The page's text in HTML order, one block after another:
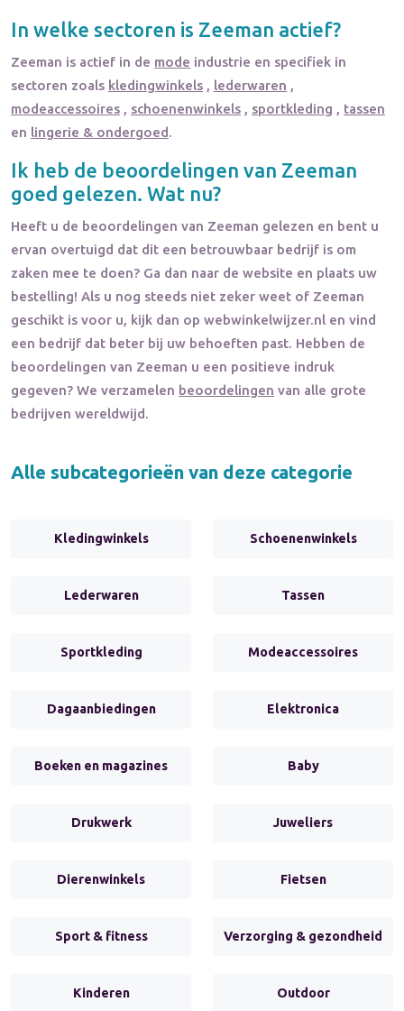
In welke sectoren is Zeeman actief?
Zeeman is actief in de mode industrie en specifiek in
sectoren zoals kledingwinkels , lederwaren ,
modeaccessoires , schoenenwinkels , sportkleding , tassen
en lingerie & ondergoed.
Ik heb de beoordelingen van Zeeman
goed gelezen. Wat nu?
Heeft u de beoordelingen van Zeeman gelezen en bent u
ervan overtuigd dat dit een betrouwbaar bedrijf is om
zaken mee te doen? Ga dan naar de website en plaats uw
bestelling! Als u nog steeds niet zeker weet of Zeeman
geschikt is voor u, kijk dan op webwinkelwijzer.nl en vind
een bedrijf dat beter bij uw behoeften past. Hebben de
beoordelingen van Zeeman u een positieve indruk
gegeven? We verzamelen beoordelingen van alle grote
bedrijven wereldwijd.
Alle subcategorieën van deze categorie
Kledingwinkels Schoenenwinkels
Lederwaren Tassen
Sportkleding Modeaccessoires
Dagaanbiedingen Elektronica
Boeken en magazines Baby
Drukwerk Juweliers
Dierenwinkels Fietsen
Sport & fitness Verzorging & gezondheid
Kinderen Outdoor